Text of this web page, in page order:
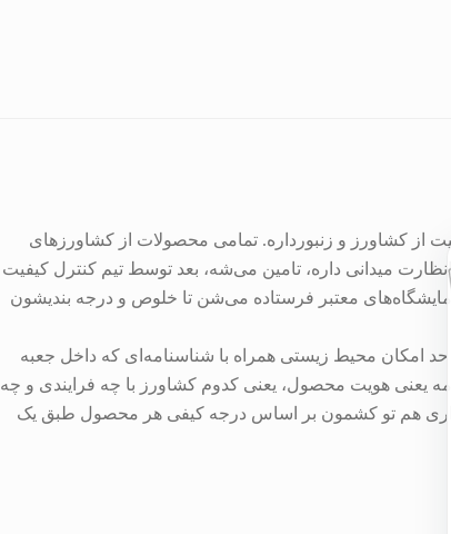
کشاورز و زنبورداره. تمامی محصولات از کشاورزهای
میدانی داره، تامین می‌شه، بعد توسط تیم کنترل کیفیت
معتبر فرستاده می‌شن تا خلوص و درجه بندیشون
حد امکان محیط زیستی همراه با شناسنامه‌ای که داخل جعبه
یعنی هویت محصول، یعنی کدوم کشاورز با چه فرایندی و چه
هم تو کشمون بر اساس درجه کیفی هر محصول طبق یک